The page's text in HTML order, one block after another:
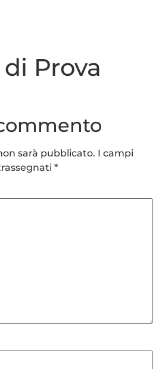
Prova
sarà pubblicato. I campi
*